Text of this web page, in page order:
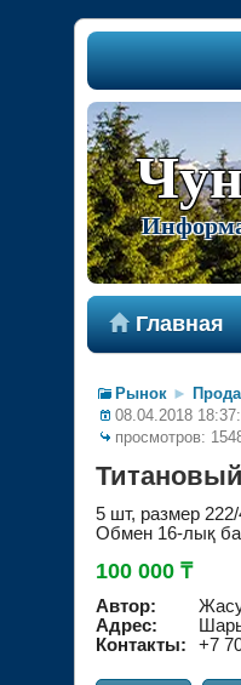
 Главная
Рынок ►
08.04.2018
просмотров:
5 шт, размер
Обмен 16-лық
100 000 ₸
Автор:
Адрес:
Контакты:
+7